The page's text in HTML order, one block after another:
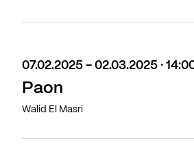
07.02.2025 - 02.03.2025 ·
Paon
Walid El Masri